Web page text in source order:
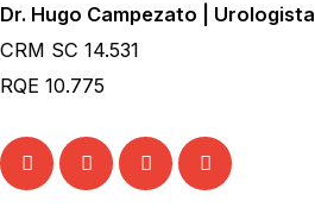
Dr. Hugo Campezato | Urologista
CRM SC 14.531
RQE 10.775